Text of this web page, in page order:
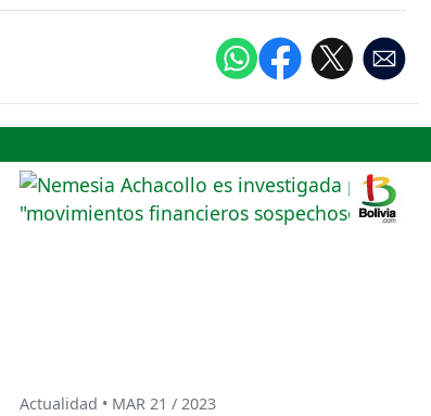
Actualidad • MAR 21 / 2023